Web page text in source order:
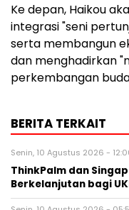
Ke depan, Haikou
integrasi "seni
serta membangun
dan menghadirkan
perkembangan
BERITA TERKAIT
Senin, 10 Agustus 2026 -
ThinkPalm dan
Berkelanjutan bagi